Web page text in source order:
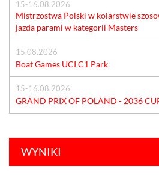
15-16.08.2026
Mistrzostwa Polski w kolarstwie
jazda parami w kategorii Masters
15.08.2026
Boat Games UCI C1 Park
15-16.08.2026
GRAND PRIX OF POLAND - 2036
WYNIKI